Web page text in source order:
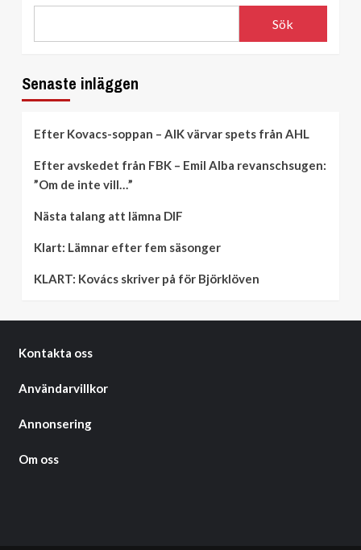
Sök
Senaste inläggen
Efter Kovacs-soppan – AIK värvar spets från AHL
Efter avskedet från FBK – Emil Alba revanschsugen:
”Om de inte vill…”
Nästa talang att lämna DIF
Klart: Lämnar efter fem säsonger
KLART: Kovács skriver på för Björklöven
Kontakta oss
Användarvillkor
Annonsering
Om oss